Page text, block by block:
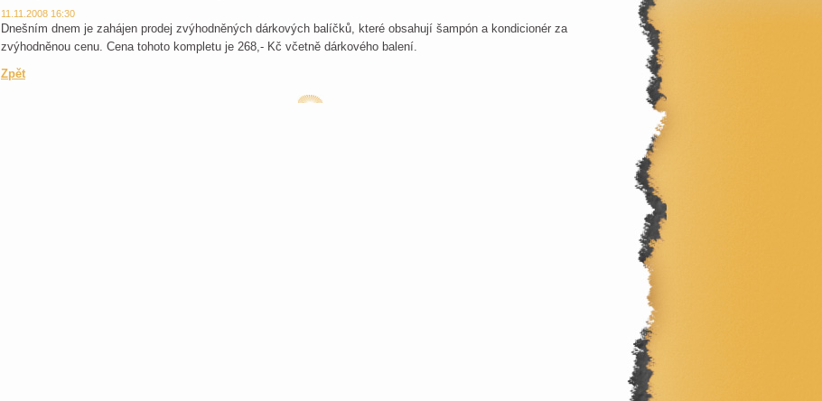
11.11.2008 16:30
Dnešním dnem je zahájen prodej zvýhodněných dárkových balíčků, které obsahují šampón a kondicionér za
zvýhodněnou cenu. Cena tohoto kompletu je 268,- Kč včetně dárkového balení.
Zpět